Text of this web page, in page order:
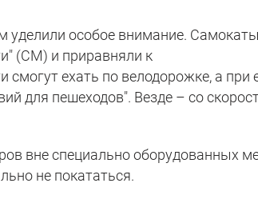
уделили особое внимание.
(СМ) и приравняли к
ехать по велодорожке, а при
для пешеходов". Везде – со
вне специально оборудованных
не покататься.